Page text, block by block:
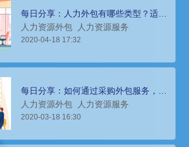
每日分享：人力外包有哪些类型？适用
哪些场景？
人力资源外包 人力资源服务
2020-04-18 17:32
每日分享：如何通过采购外包服务，提
高企业人才供应链的敏捷和可持续性？
人力资源外包 人力资源服务
2020-03-18 16:30